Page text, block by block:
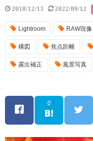
2018/12/13 2022/09/12
Lightroom RAW現像
構図 焦点距離
露出補正 風景写真
0